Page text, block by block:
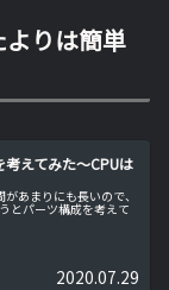
りは簡単
えてみた～CPUは
あまりにも長いので、
とパーツ構成を考えて
2020.07.29